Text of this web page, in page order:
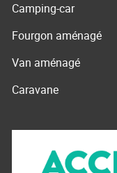
Camping-car
Fourgon aménagé
Van aménagé
Caravane